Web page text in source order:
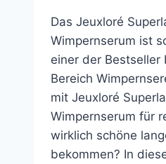
Das Jeuxloré
Wimpernserum ist
einer der Bestseller
Bereich
mit Jeuxloré
Wimpernserum für
wirklich schöne
bekommen? In